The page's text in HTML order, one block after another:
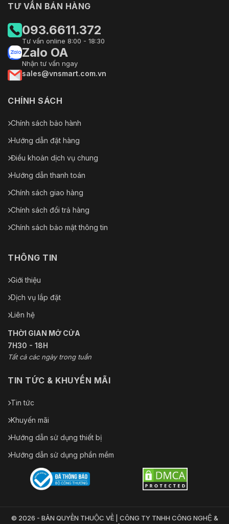
TƯ VẤN BÁN HÀNG
093.6611.372
Tư vấn online 8:00 - 18:30
Zalo OA
Nhận tư vấn ngay
sales@vnsmart.com.vn
CHÍNH SÁCH
Chính sách bảo hành
Hướng dẫn đặt hàng
Điều khoản dịch vụ chung
Hướng dẫn thanh toán
Chính sách giao hàng
Chính sách đổi trả hàng
Chính sách bảo mật thông tin
THÔNG TIN
Giới thiệu
Dịch vụ lắp đặt
Liên hệ
THỜI GIAN MỞ CỬA
7H30 - 18H
Tất cả các ngày trong tuần
TIN TỨC & KHUYẾN MÃI
Tin tức
Khuyến mãi
Hướng dẫn sử dụng thiết bị
Hướng dẫn sử dụng phần mềm
© 2026 - BẢN QUYỀN THUỘC VỀ | CÔNG TY TNHH CÔNG NGHỆ &